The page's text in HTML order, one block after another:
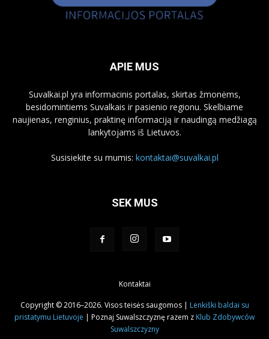
APIE MUS
Suvalkai.pl yra informacinis portalas, skirtas žmonėms,
besidomintiems Suvalkais ir pasienio regionu. Skelbiame
naujienas, renginius, praktinę informaciją ir naudingą medžiagą
lankytojams iš Lietuvos.
Susisiekite su mumis: kontaktai@suvalkai.pl
SEK MUS
Kontaktai
Copyright © 2016–2026. Visos teisės saugomos | Lenkiški baldai su
pristatymu Lietuvoje | Poznaj Suwalszczyznę razem z Klub Zdobywców
Suwalszczyzny